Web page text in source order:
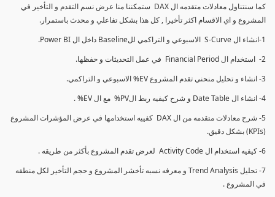
كما سنتناول معادلات متقدمه ال DAX ستمكننا منا عرض نسم التقدم و التأخير في
المشروع و اي الاقسام اكثر تأخيرا , كل هذا بشكل تفاعلي و محدث باستمرار.
1-انشاء ال S-Curve الاسبوعي و التراكمي للBaseline داخل ال Power BI.
2- استخدام ال Financial Period في عمل التحديثات و حفظها.
3- انشاء و تحليل منحني تقدم المشروع EV% الاسبوعي و التراكمي.
4- انشاء ال Date Table و شرح كيفيه ربط الPV% مع ال EV% .
5- شرح معادلات متقدمه من ال DAX كفييه استخدامها في عرض المؤشرات المشروع
(KPIs) بشكل دقيق.
6- كيفيه استخدام ال Activity Code لعرض تقدم المشروع بأكثر من طريقه .
7- تحليل Trend Analysis و معرفه نسبه تأخشر المشروع و حجم التأخير لكل منطقه
في المشروع .